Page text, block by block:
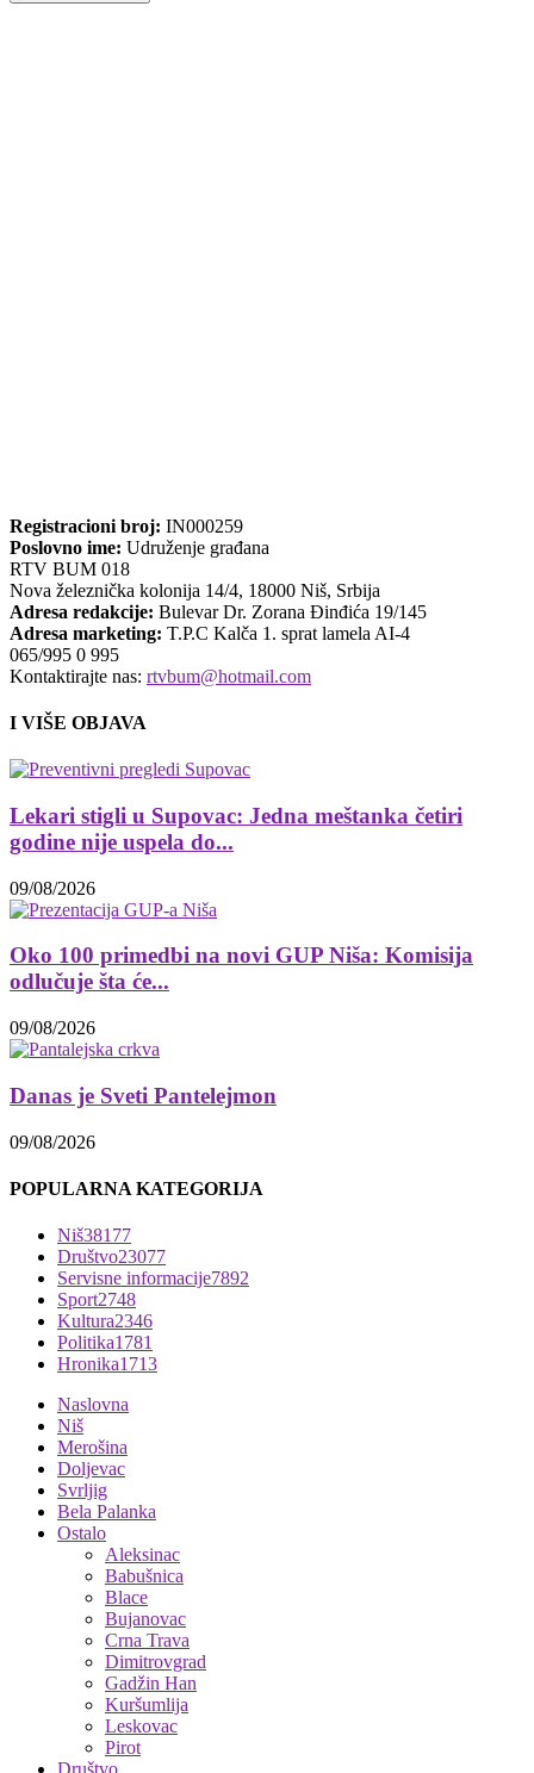
Registracioni broj: IN000259
Poslovno ime: Udruženje građana
RTV BUM 018
Nova železnička kolonija 14/4, 18000 Niš, Srbija
Adresa redakcije: Bulevar Dr. Zorana Đinđića 19/145
Adresa marketing: T.P.C Kalča 1. sprat lamela AI-4
065/995 0 995
Kontaktirajte nas: rtvbum@hotmail.com
I VIŠE OBJAVA
Lekari stigli u Supovac: Jedna meštanka četiri
godine nije uspela do...
09/08/2026
Oko 100 primedbi na novi GUP Niša: Komisija
odlučuje šta će...
09/08/2026
Danas je Sveti Pantelejmon
09/08/2026
POPULARNA KATEGORIJA
Niš38177
Društvo23077
Servisne informacije7892
Sport2748
Kultura2346
Politika1781
Hronika1713
Naslovna
Niš
Merošina
Doljevac
Svrljig
Bela Palanka
Ostalo
Aleksinac
Babušnica
Blace
Bujanovac
Crna Trava
Dimitrovgrad
Gadžin Han
Kuršumlija
Leskovac
Pirot
Društvo